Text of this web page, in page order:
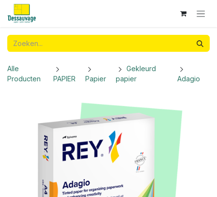
Overslaan naar inhoud
Alle
Producten
PAPIER Papier
Gekleurd
papier
Adagio